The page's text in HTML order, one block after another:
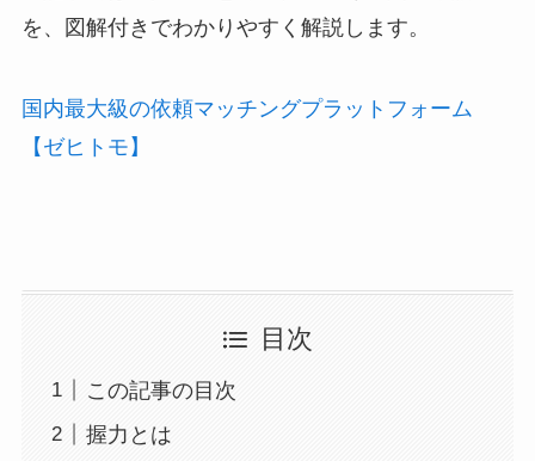
を、図解付きでわかりやすく解説します。
国内最大級の依頼マッチングプラットフォーム
【ゼヒトモ】
目次
この記事の目次
握力とは